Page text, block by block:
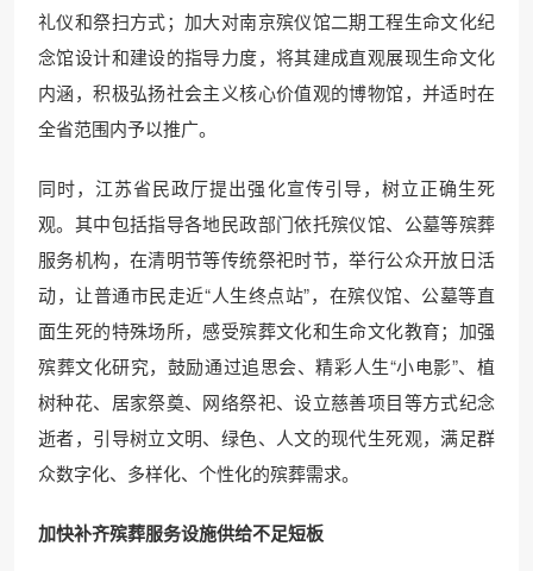
礼仪和祭扫方式；加大对南京殡仪馆二期工程生命文化纪
念馆设计和建设的指导力度，将其建成直观展现生命文化
内涵，积极弘扬社会主义核心价值观的博物馆，并适时在
全省范围内予以推广。
同时，江苏省民政厅提出强化宣传引导，树立正确生死
观。其中包括指导各地民政部门依托殡仪馆、公墓等殡葬
服务机构，在清明节等传统祭祀时节，举行公众开放日活
动，让普通市民走近“人生终点站”，在殡仪馆、公墓等直
面生死的特殊场所，感受殡葬文化和生命文化教育；加强
殡葬文化研究，鼓励通过追思会、精彩人生“小电影”、植
树种花、居家祭奠、网络祭祀、设立慈善项目等方式纪念
逝者，引导树立文明、绿色、人文的现代生死观，满足群
众数字化、多样化、个性化的殡葬需求。
加快补齐殡葬服务设施供给不足短板